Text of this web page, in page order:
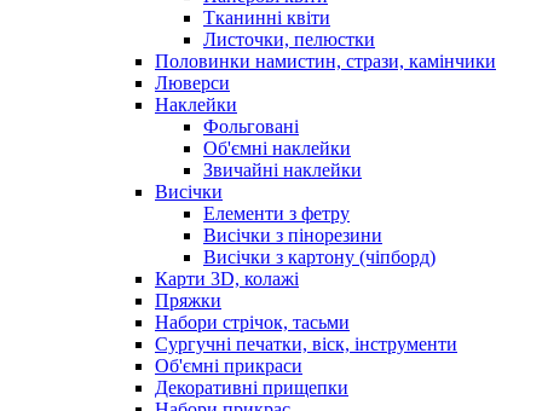
Тканинні квіти
Листочки, пелюстки
Половинки намистин, стрази, камінчики
Люверси
Наклейки
Фольговані
Об'ємні наклейки
Звичайні наклейки
Висічки
Елементи з фетру
Висічки з пінорезини
Висічки з картону (чіпборд)
Карти 3D, колажі
Пряжки
Набори стрічок, тасьми
Сургучні печатки, віск, інструменти
Об'ємні прикраси
Декоративні прищепки